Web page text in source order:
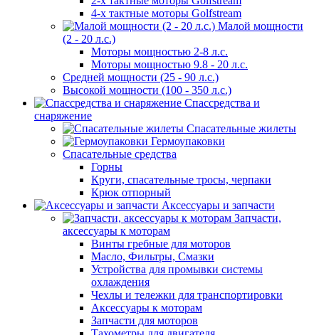
4-х тактные моторы Golfstream
Малой мощности
(2 - 20 л.с.)
Моторы мощностью 2-8 л.с.
Моторы мощностью 9.8 - 20 л.с.
Средней мощности (25 - 90 л.с.)
Высокой мощности (100 - 350 л.с.)
Спассредства и
снаряжение
Спасательные жилеты
Гермоупаковки
Спасательные средства
Горны
Круги, спасательные тросы, черпаки
Крюк отпорный
Аксессуары и запчасти
Запчасти,
аксессуары к моторам
Винты гребные для моторов
Масло, Фильтры, Смазки
Устройства для промывки системы
охлаждения
Чехлы и тележки для транспортировки
Аксессуары к моторам
Запчасти для моторов